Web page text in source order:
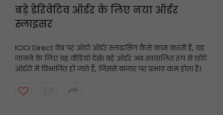
बड़े डेरिवेटिव ऑर्डर के लिए नया ऑर्डर
स्लाइसर
ICICI Direct वेब पर ऑटो ऑर्डर स्लाइसिंग कैसे काम करती है, यह
जानने के लिए यह वीडियो देखें। बड़े ऑर्डर अब स्वचालित रूप से छोटे
ऑर्डरों में विभाजित हो जाते हैं, जिससे बाजार पर प्रभाव कम होता है।